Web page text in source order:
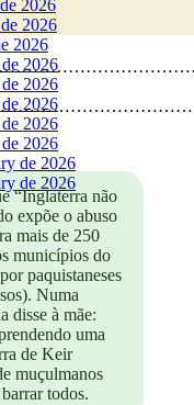
2026
2026
2026
2026
2026
2026
2026
2026
de 2026
de 2026
“Inglaterra não
expõe o abuso
mais de 250
municípios do
paquistaneses
Numa
disse à mãe:
uma
de Keir
muçulmanos
todos.